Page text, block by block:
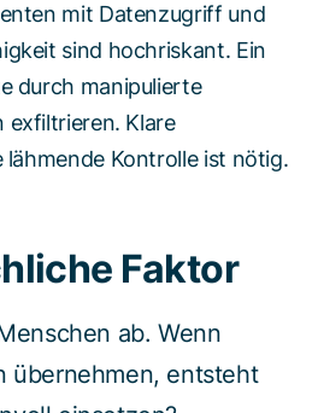
mit Datenzugriff und
sind hochriskant. Ein
durch manipulierte
exfiltrieren. Klare
Kontrolle ist nötig.
Faktor
ab. Wenn
übernehmen, entsteht